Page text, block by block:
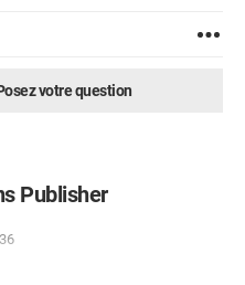
votre question
Publisher